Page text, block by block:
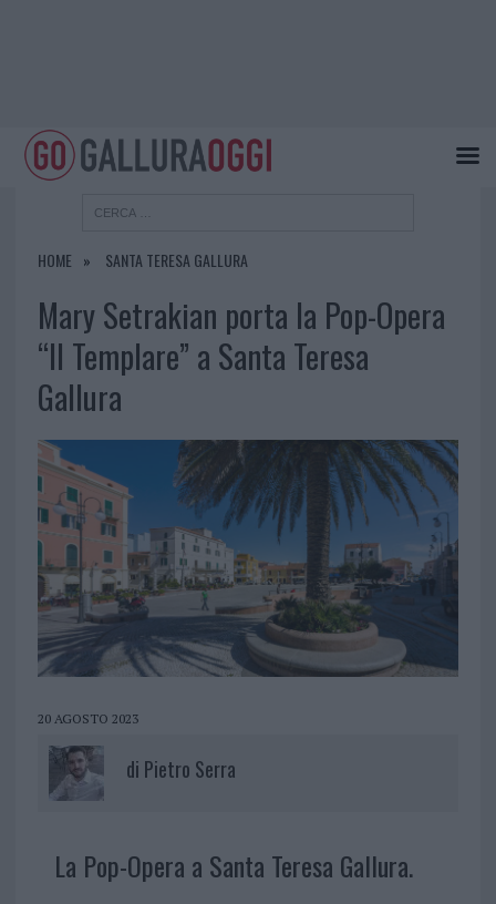
HOME SANTA TERESA GALLURA
Mary Setrakian porta la Pop-Opera
“Il Templare” a Santa Teresa
Gallura
20 AGOSTO 2023
di Pietro Serra
La Pop-Opera a Santa Teresa Gallura.